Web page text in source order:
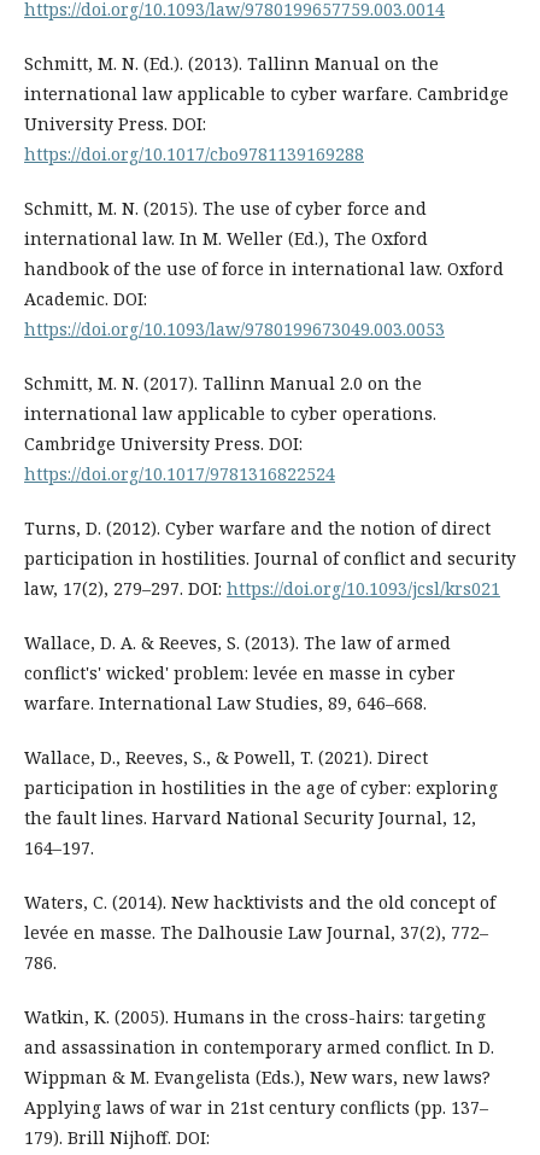
https://doi.org/10.1093/law/9780199657759.003.0014
Schmitt, M. N. (Ed.). (2013). Tallinn Manual on the
international law applicable to cyber warfare. Cambridge
University Press. DOI:
https://doi.org/10.1017/cbo9781139169288
Schmitt, M. N. (2015). The use of cyber force and
international law. In M. Weller (Ed.), The Oxford
handbook of the use of force in international law. Oxford
Academic. DOI:
https://doi.org/10.1093/law/9780199673049.003.0053
Schmitt, M. N. (2017). Tallinn Manual 2.0 on the
international law applicable to cyber operations.
Cambridge University Press. DOI:
https://doi.org/10.1017/9781316822524
Turns, D. (2012). Cyber warfare and the notion of direct
participation in hostilities. Journal of conflict and security
law, 17(2), 279–297. DOI: https://doi.org/10.1093/jcsl/krs021
Wallace, D. A. & Reeves, S. (2013). The law of armed
conflict's' wicked' problem: levée en masse in cyber
warfare. International Law Studies, 89, 646–668.
Wallace, D., Reeves, S., & Powell, T. (2021). Direct
participation in hostilities in the age of cyber: exploring
the fault lines. Harvard National Security Journal, 12,
164–197.
Waters, C. (2014). New hacktivists and the old concept of
levée en masse. The Dalhousie Law Journal, 37(2), 772–
786.
Watkin, K. (2005). Humans in the cross-hairs: targeting
and assassination in contemporary armed conflict. In D.
Wippman & M. Evangelista (Eds.), New wars, new laws?
Applying laws of war in 21st century conflicts (pp. 137–
179). Brill Nijhoff. DOI: